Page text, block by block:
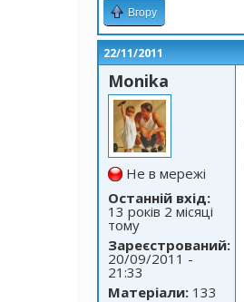
Вгору
22/11/2011
Monika
Не в мережі
Останній вхід:
13 років 2 місяці
тому
Зареєстрований:
20/09/2011 -
21:33
Матеріали: 133